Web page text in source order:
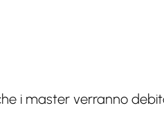
i master verranno